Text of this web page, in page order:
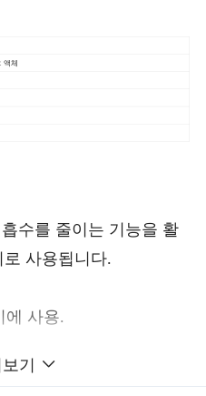
액체
수를 줄이는 기능을 활
사용됩니다.
에 사용.
기